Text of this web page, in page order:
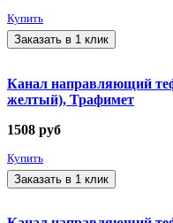
Купить
Заказать в 1 клик
Канал направляющий
желтый), Трафимет
1508 руб
Купить
Заказать в 1 клик